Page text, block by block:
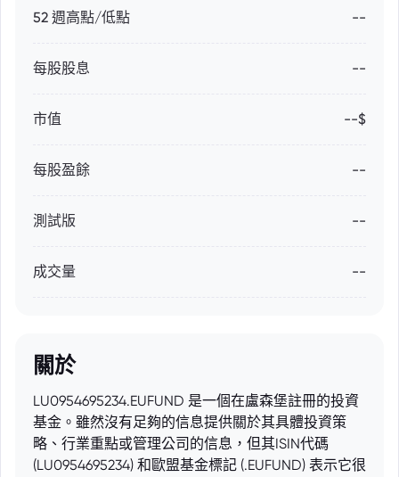
52 週高點/低點 --
每股股息 --
市值 --$
每股盈餘 --
測試版 --
成交量 --
關於
LU0954695234.EUFUND 是一個在盧森堡註冊的投資
基金。雖然沒有足夠的信息提供關於其具體投資策
略、行業重點或管理公司的信息，但其ISIN代碼
(LU0954695234) 和歐盟基金標記 (.EUFUND) 表示它很